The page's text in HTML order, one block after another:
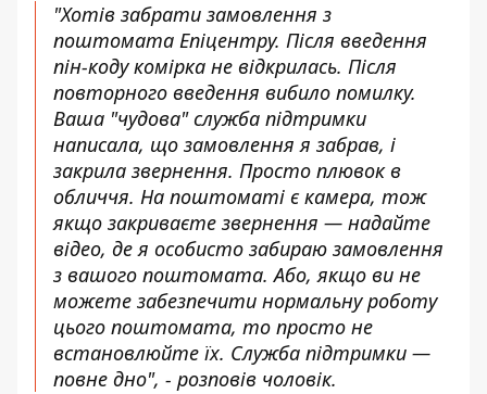
"Хотів забрати замовлення з
поштомата Епіцентру. Після введення
пін-коду комірка не відкрилась. Після
повторного введення вибило помилку.
Ваша "чудова" служба підтримки
написала, що замовлення я забрав, і
закрила звернення. Просто плювок в
обличчя. На поштоматі є камера, тож
якщо закриваєте звернення — надайте
відео, де я особисто забираю замовлення
з вашого поштомата. Або, якщо ви не
можете забезпечити нормальну роботу
цього поштомата, то просто не
встановлюйте їх. Служба підтримки —
повне дно", - розповів чоловік.